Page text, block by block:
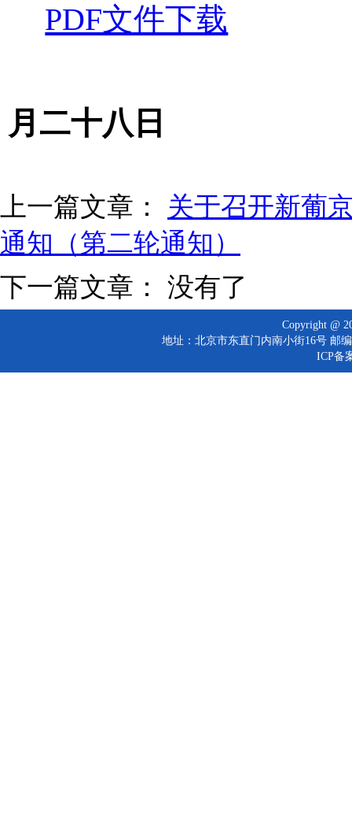
PDF文件下载
月二十八日
上一篇文章： 关于召开新葡
通知（第二轮通知）
下一篇文章： 没有了
Copyright @
地址：北京市东直门内南小街16号 邮
ICP备